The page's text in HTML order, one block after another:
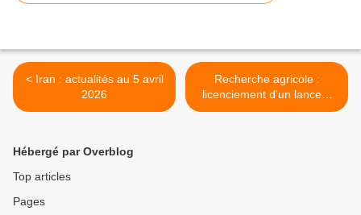
< Iran : actualités au 5 avril
2026
Recherche agricole :
licenciement d'un lanceur
d'alerte, Louis Robert >
Hébergé par Overblog
Top articles
Pages